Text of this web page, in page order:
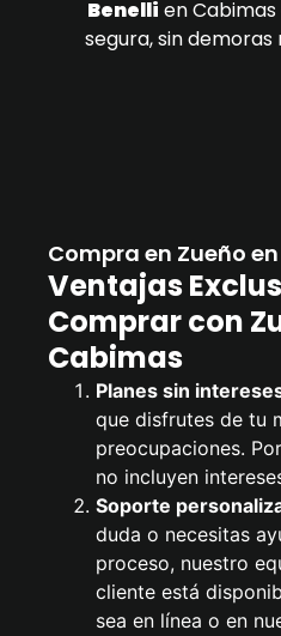
Benelli en
segura, sin
Compra en Zueño en
Ventajas
Comprar con
Cabimas
Planes sin
que disfrutes de tu
preocupaciones.
no incluyen
Soporte
duda o necesitas
proceso, nuestro
cliente está
sea en línea o en